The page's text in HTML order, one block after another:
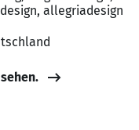
allegriadesign